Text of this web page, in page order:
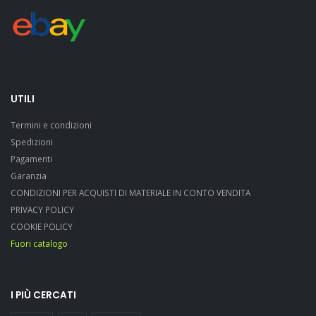
UTILI
Termini e condizioni
Spedizioni
Pagamenti
Garanzia
CONDIZIONI PER ACQUISTI DI MATERIALE IN CONTO VENDITA
PRIVACY POLICY
COOKIE POLICY
Fuori catalogo
I PIÙ CERCATI